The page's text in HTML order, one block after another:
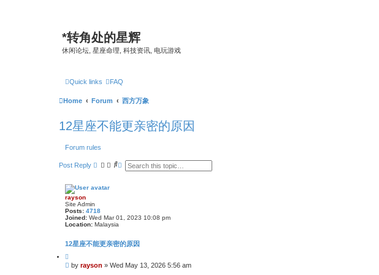
*转角处的星辉
休闲论坛, 星座命理, 科技资讯, 电玩游戏
Quick links FAQ
Home Forum 西方万象
12星座不能更亲密的原因
Forum rules
Post Reply
S A
d
s
r
rayson
Site Admin
Posts: 4718
Joined: Wed Mar 01, 2023 10:08 pm
Location: Malaysia
12星座不能更亲密的原因
u
o
Pby rayson » Wed May 13, 2026 5:56 am